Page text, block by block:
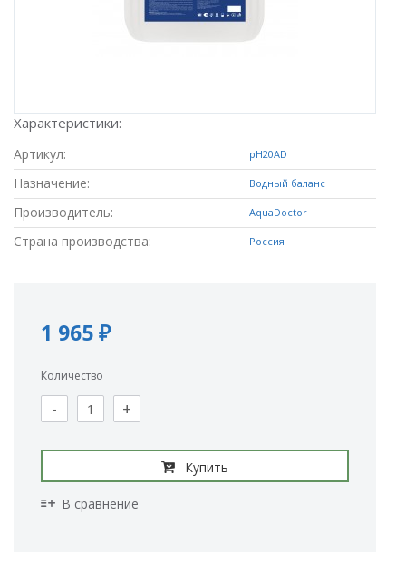
Характеристики:
Артикул: pH20AD
Назначение: Водный баланс
Производитель: AquaDoctor
Страна производства: Россия
1 965 ₽
Количество
- +
Купить
В сравнение